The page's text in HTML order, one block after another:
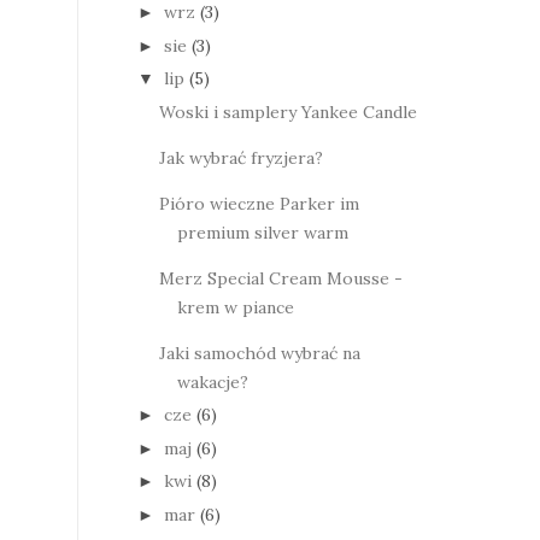
► wrz (3)
► sie (3)
▼ lip (5)
Woski i samplery Yankee Candle
Jak wybrać fryzjera?
Pióro wieczne Parker im
premium silver warm
Merz Special Cream Mousse -
krem w piance
Jaki samochód wybrać na
wakacje?
► cze (6)
► maj (6)
► kwi (8)
► mar (6)